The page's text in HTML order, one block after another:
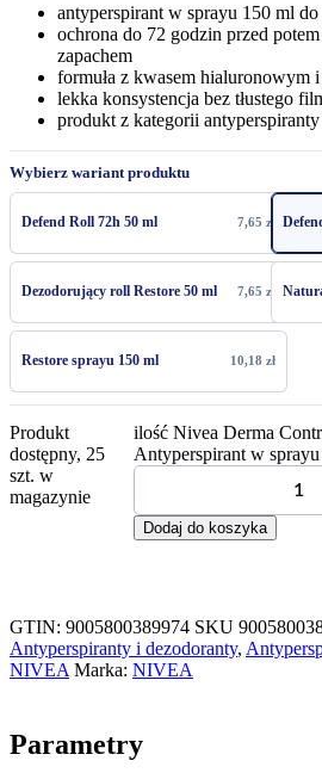
antyperspirant w sprayu 150 ml
ochrona do 72 godzin przed
zapachem
formuła z kwasem hialuronowym
lekka konsystencja bez tłustego
produkt z kategorii
Wybierz wariant produktu
Defend Roll 72h 50 ml 7,65 zł
Dezodorujący roll Restore 50 ml 7,65 zł
Restore sprayu 150 ml 10,18 zł
Produkt
dostępny, 25
szt. w
magazynie
ilość Nivea Derma
Antyperspirant w
Dodaj do koszyka
GTIN: 9005800389974 SKU
Antyperspiranty i dezodoranty,
NIVEA Marka: NIVEA
Parametry